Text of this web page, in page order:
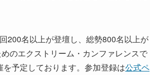
200名以上が登壇し、総勢800名以上が
のエクストリーム・カンファレンスで
予定しております。参加登録は公式ペ